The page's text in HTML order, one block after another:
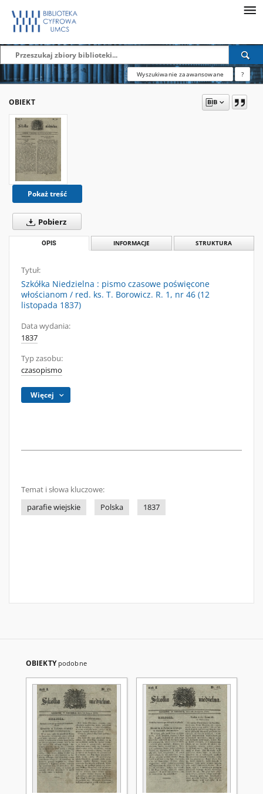
Wyszukiwanie zaawansowane ?
OBIEKT
Pokaż treść
Pobierz
OPIS INFORMACJE STRUKTURA
Tytuł:
Szkółka Niedzielna : pismo czasowe poświęcone
włościanom / red. ks. T. Borowicz. R. 1, nr 46 (12
listopada 1837)
Data wydania:
1837
Typ zasobu:
czasopismo
Więcej
Temat i słowa kluczowe:
parafie wiejskie
Polska 1837
OBIEKTY podobne